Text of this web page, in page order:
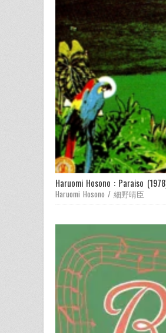
Haruomi Hosono : Paraiso
Haruomi Hosono / 細野晴臣